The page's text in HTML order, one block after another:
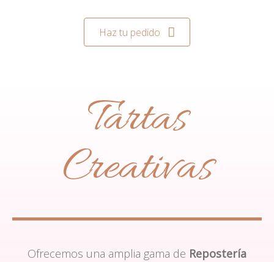
Haz tu pedido
Tartas
Creativas
Ofrecemos una amplia gama de Repostería